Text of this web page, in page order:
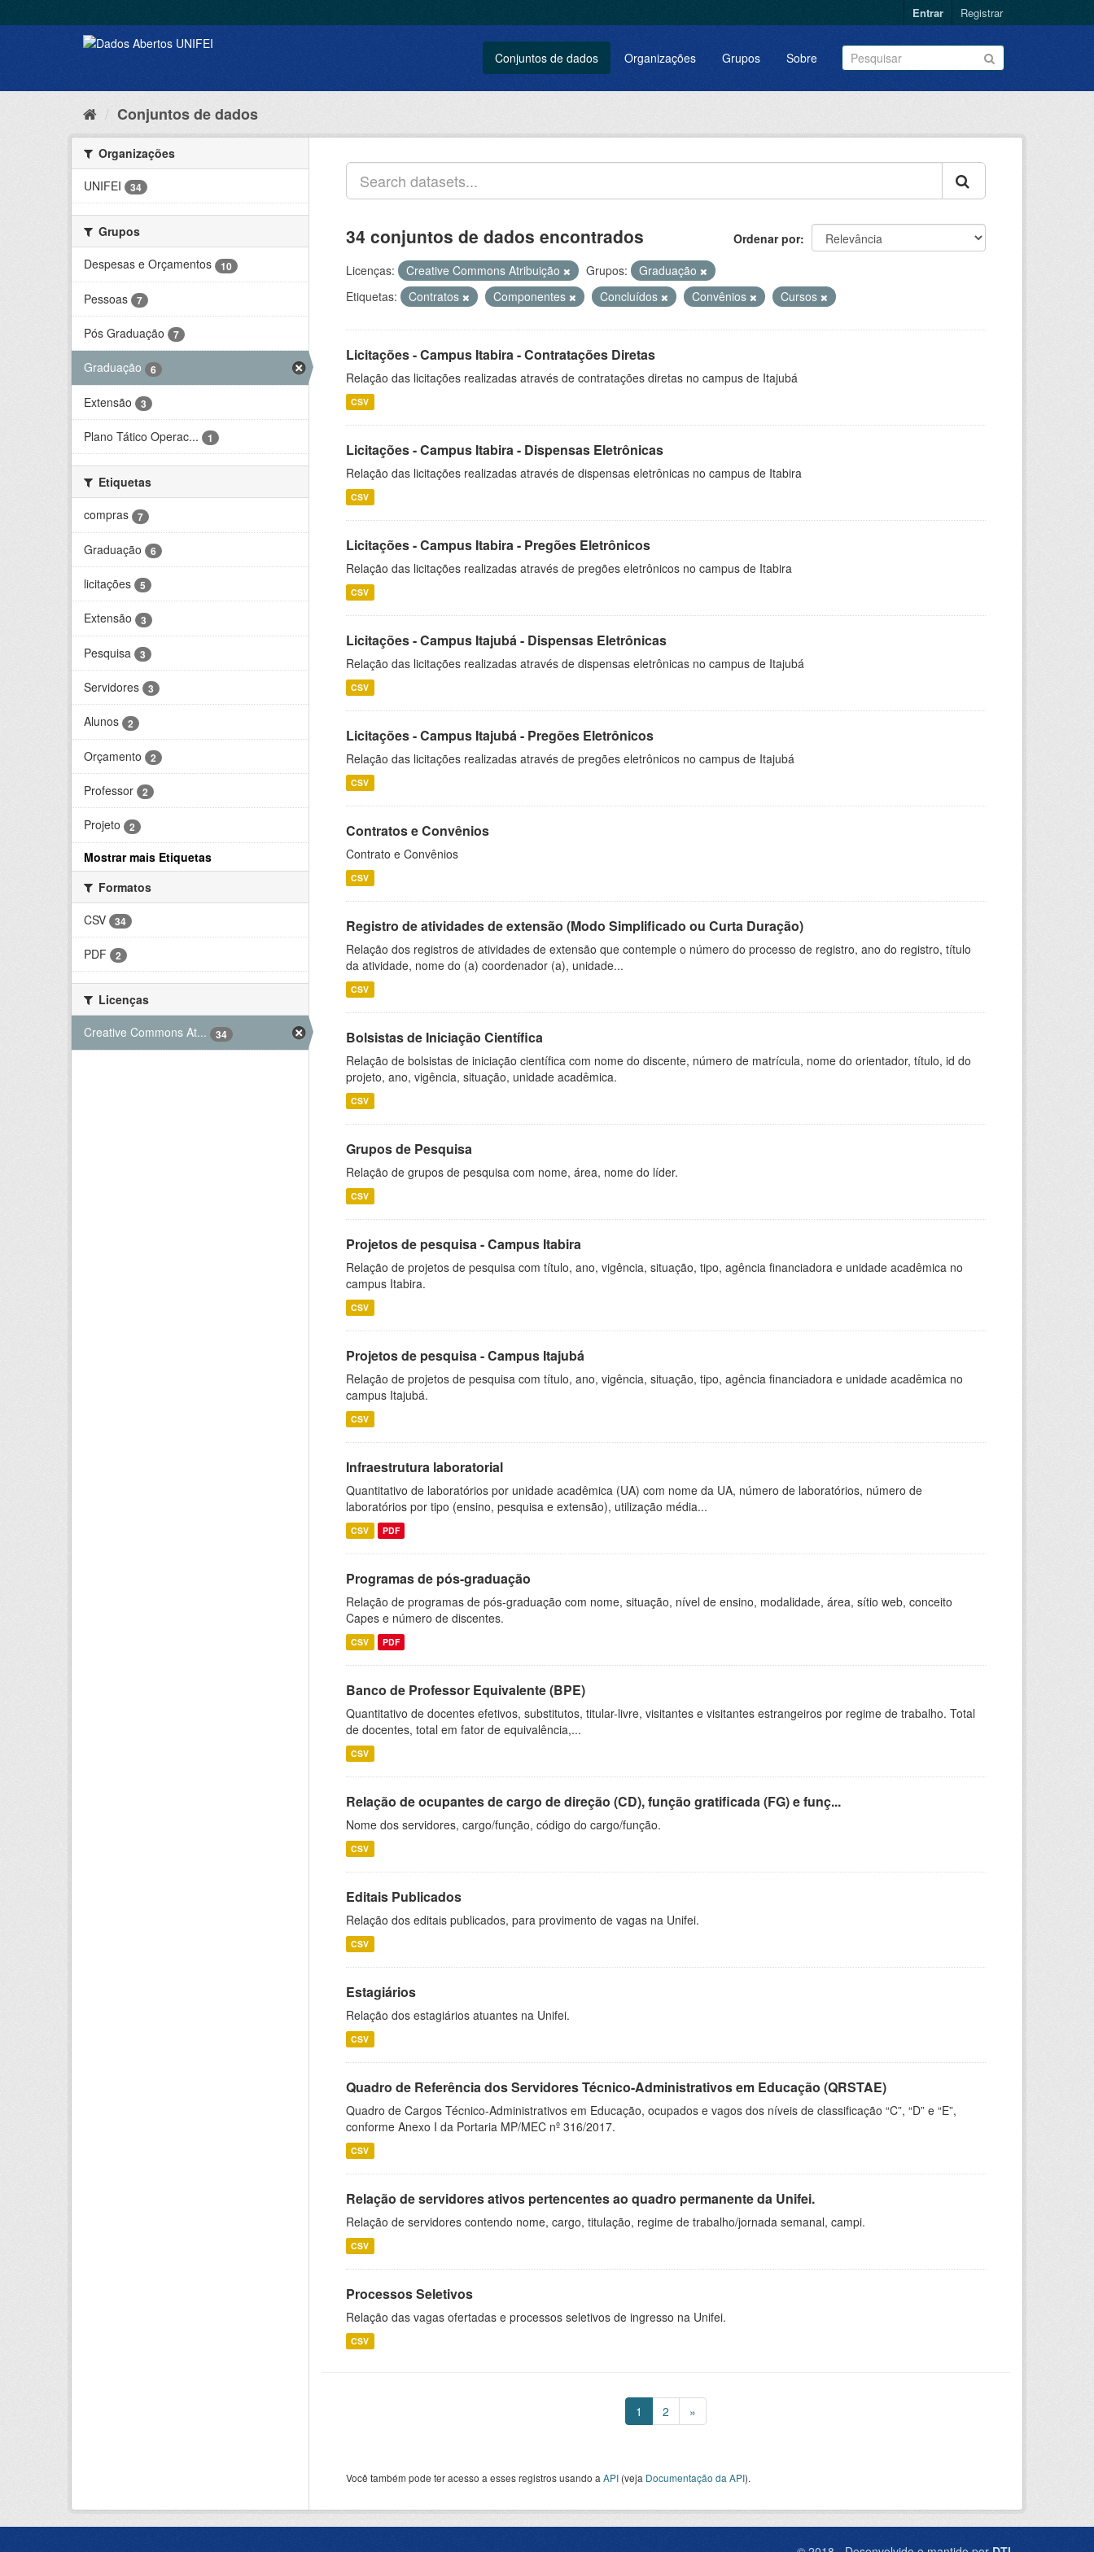
Entrar Registrar
Conjuntos de dados Organizações Grupos Sobre
Conjuntos de dados
Organizações
UNIFEI
34
Grupos
Despesas e Orçamentos
10
Pessoas 7
Pós Graduação 7
Graduação 6
Extensão 3
Plano Tático Operac... 1
Etiquetas
compras
7
Graduação 6
licitações 5
Extensão 3
Pesquisa 3
Servidores 3
Alunos 2
Orçamento 2
Professor 2
Projeto 2
Mostrar mais Etiquetas
Formatos
CSV
34
PDF 2
Licenças
Creative Commons At...
34
Ordenar por
34 conjuntos de dados encontrados
Licenças: Creative Commons Atribuição Grupos:
Graduação
Etiquetas:
Contratos Componentes Concluídos Convênios Cursos
Licitações - Campus Itabira - Contratações Diretas
Relação das licitações realizadas através de contratações diretas no campus de Itajubá
CSV
Licitações - Campus Itabira - Dispensas Eletrônicas
Relação das licitações realizadas através de dispensas eletrônicas no campus de Itabira
CSV
Licitações - Campus Itabira - Pregões Eletrônicos
Relação das licitações realizadas através de pregões eletrônicos no campus de Itabira
CSV
Licitações - Campus Itajubá - Dispensas Eletrônicas
Relação das licitações realizadas através de dispensas eletrônicas no campus de Itajubá
CSV
Licitações - Campus Itajubá - Pregões Eletrônicos
Relação das licitações realizadas através de pregões eletrônicos no campus de Itajubá
CSV
Contratos e Convênios
Contrato e Convênios
CSV
Registro de atividades de extensão (Modo Simplificado ou Curta Duração)
Relação dos registros de atividades de extensão que contemple o número do processo de registro, ano do registro, título
da atividade, nome do (a) coordenador (a), unidade...
CSV
Bolsistas de Iniciação Científica
Relação de bolsistas de iniciação científica com nome do discente, número de matrícula, nome do orientador, título, id do
projeto, ano, vigência, situação, unidade acadêmica.
CSV
Grupos de Pesquisa
Relação de grupos de pesquisa com nome, área, nome do líder.
CSV
Projetos de pesquisa - Campus Itabira
Relação de projetos de pesquisa com título, ano, vigência, situação, tipo, agência financiadora e unidade acadêmica no
campus Itabira.
CSV
Projetos de pesquisa - Campus Itajubá
Relação de projetos de pesquisa com título, ano, vigência, situação, tipo, agência financiadora e unidade acadêmica no
campus Itajubá.
CSV
Infraestrutura laboratorial
Quantitativo de laboratórios por unidade acadêmica (UA) com nome da UA, número de laboratórios, número de
laboratórios por tipo (ensino, pesquisa e extensão), utilização média...
CSV PDF
Programas de pós-graduação
Relação de programas de pós-graduação com nome, situação, nível de ensino, modalidade, área, sítio web, conceito
Capes e número de discentes.
CSV PDF
Banco de Professor Equivalente (BPE)
Quantitativo de docentes efetivos, substitutos, titular-livre, visitantes e visitantes estrangeiros por regime de trabalho. Total
de docentes, total em fator de equivalência,...
CSV
Relação de ocupantes de cargo de direção (CD), função gratificada (FG) e funç...
Nome dos servidores, cargo/função, código do cargo/função.
CSV
Editais Publicados
Relação dos editais publicados, para provimento de vagas na Unifei.
CSV
Estagiários
Relação dos estagiários atuantes na Unifei.
CSV
Quadro de Referência dos Servidores Técnico-Administrativos em Educação (QRSTAE)
Quadro de Cargos Técnico-Administrativos em Educação, ocupados e vagos dos níveis de classificação “C”, “D” e “E”,
conforme Anexo I da Portaria MP/MEC nº 316/2017.
CSV
Relação de servidores ativos pertencentes ao quadro permanente da Unifei.
Relação de servidores contendo nome, cargo, titulação, regime de trabalho/jornada semanal, campi.
CSV
Processos Seletivos
Relação das vagas ofertadas e processos seletivos de ingresso na Unifei.
CSV
1 2 »
Você também pode ter acesso a esses registros usando a API (veja Documentação da API).